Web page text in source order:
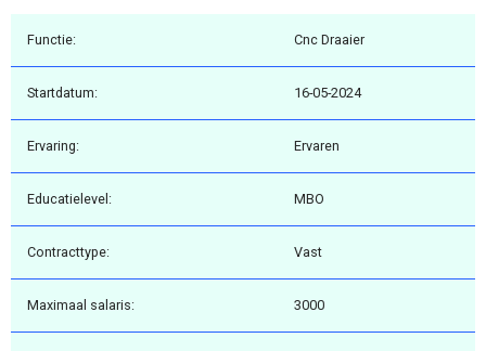
Functie: Cnc Draaier
Startdatum: 16-05-2024
Ervaring: Ervaren
Educatielevel: MBO
Contracttype: Vast
Maximaal salaris: 3000